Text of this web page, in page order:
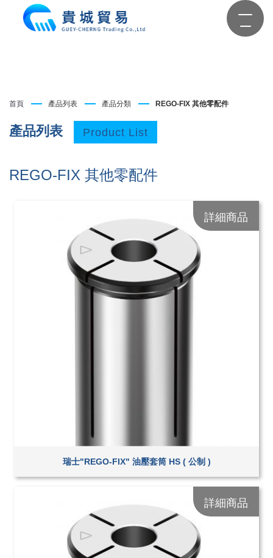
首頁 產品列表 產品分類 REGO-FIX 其他零配件
產品列表 Product List
REGO-FIX 其他零配件
詳細商品
瑞士"REGO-FIX" 油壓套筒 HS ( 公制 )
詳細商品